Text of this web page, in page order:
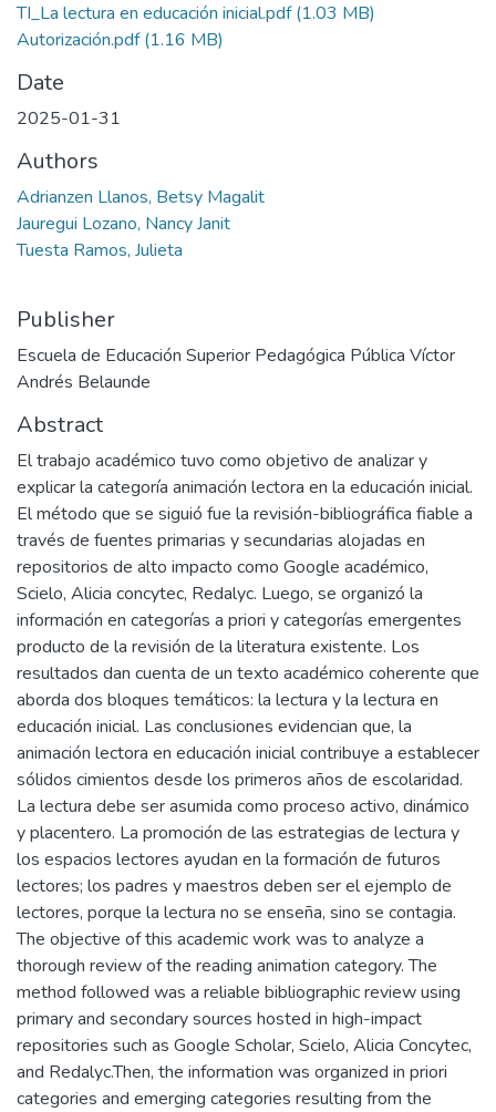
TI_La lectura en educación inicial.pdf(1.03 MB)
Autorización.pdf(1.16 MB)
Date
2025-01-31
Authors
Adrianzen Llanos, Betsy Magalit
Jauregui Lozano, Nancy Janit
Tuesta Ramos, Julieta
Publisher
Escuela de Educación Superior Pedagógica Pública Víctor
Andrés Belaunde
Abstract
El trabajo académico tuvo como objetivo de analizar y
explicar la categoría animación lectora en la educación inicial.
El método que se siguió fue la revisión-bibliográfica fiable a
través de fuentes primarias y secundarias alojadas en
repositorios de alto impacto como Google académico,
Scielo, Alicia concytec, Redalyc. Luego, se organizó la
información en categorías a priori y categorías emergentes
producto de la revisión de la literatura existente. Los
resultados dan cuenta de un texto académico coherente que
aborda dos bloques temáticos: la lectura y la lectura en
educación inicial. Las conclusiones evidencian que, la
animación lectora en educación inicial contribuye a establecer
sólidos cimientos desde los primeros años de escolaridad.
La lectura debe ser asumida como proceso activo, dinámico
y placentero. La promoción de las estrategias de lectura y
los espacios lectores ayudan en la formación de futuros
lectores; los padres y maestros deben ser el ejemplo de
lectores, porque la lectura no se enseña, sino se contagia.
The objective of this academic work was to analyze a
thorough review of the reading animation category. The
method followed was a reliable bibliographic review using
primary and secondary sources hosted in high-impact
repositories such as Google Scholar, Scielo, Alicia Concytec,
and Redalyc.Then, the information was organized in priori
categories and emerging categories resulting from the